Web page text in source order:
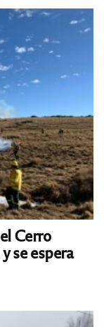
Cerro
se espera